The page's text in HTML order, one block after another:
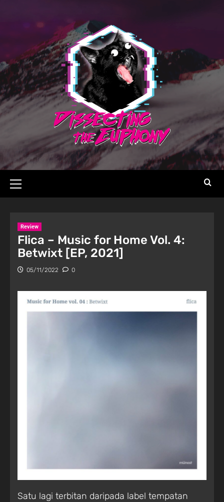
Review
Flica – Music for Home Vol. 4:
Betwixt [EP, 2021]
05/11/2022 0
Satu lagi terbitan daripada label tempatan